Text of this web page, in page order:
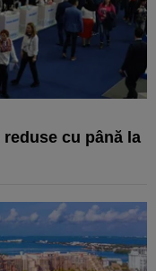
cu până la